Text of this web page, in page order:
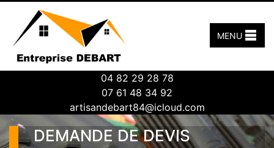
04 82 29 28 78
07 61 48 34 92
artisandebart84@icloud.com
MENU
DEMANDE DE DEVIS